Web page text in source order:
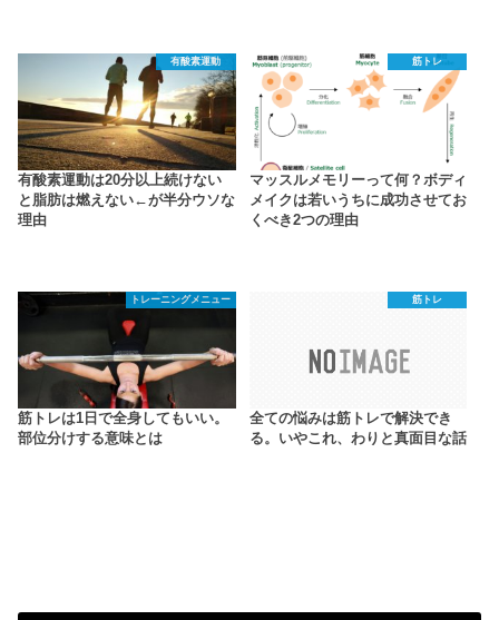
有酸素運動
有酸素運動は20分以上続けない
と脂肪は燃えない←が半分ウソな
理由
筋トレ
マッスルメモリーって何？ボディ
メイクは若いうちに成功させてお
くべき2つの理由
トレーニングメニュー
筋トレは1日で全身してもいい。
部位分けする意味とは
筋トレ
全ての悩みは筋トレで解決でき
る。いやこれ、わりと真面目な話